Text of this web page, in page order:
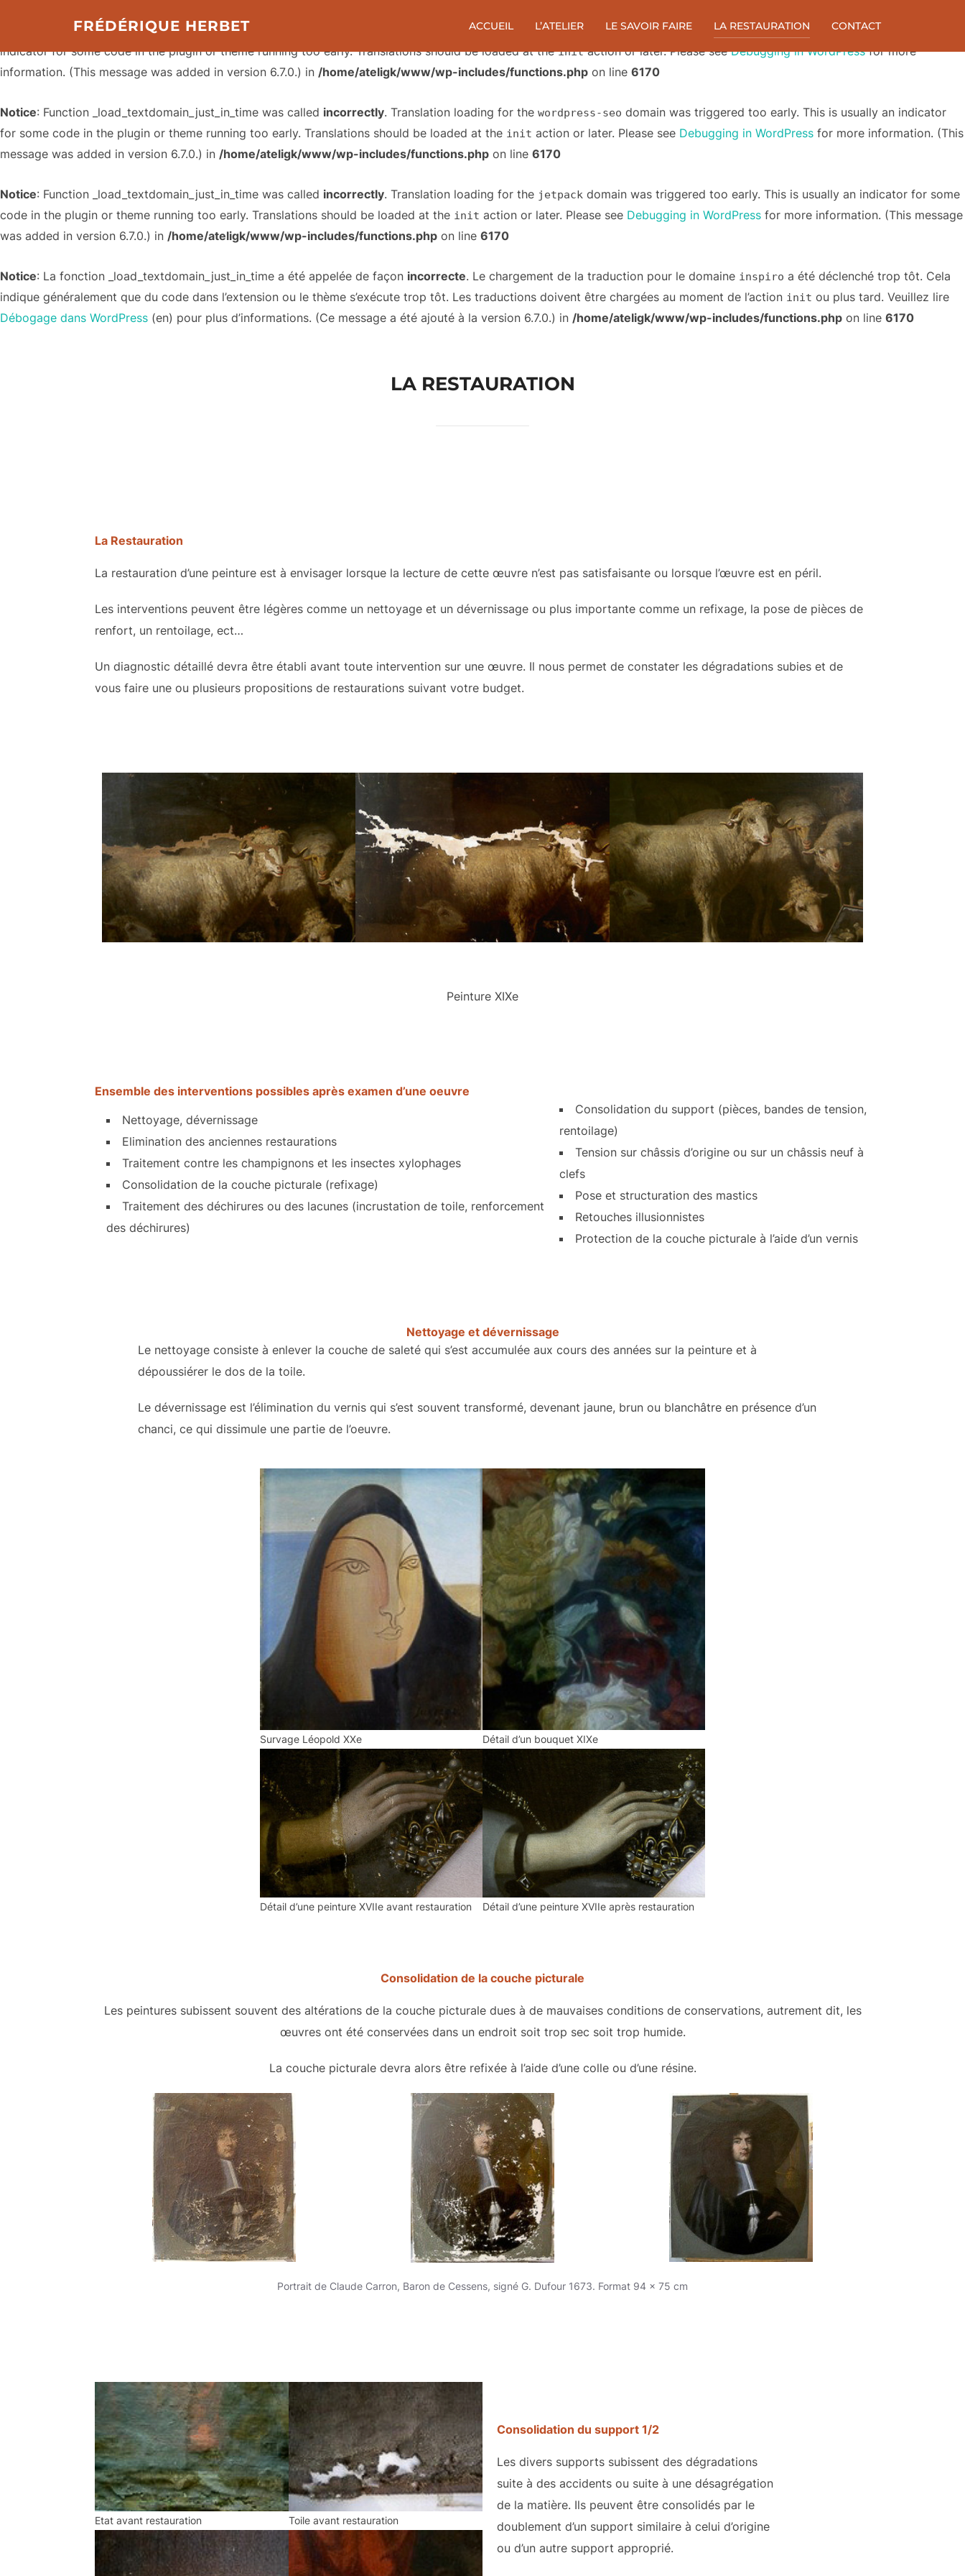
: Function _load_textdomain_just_in_time was called . Translation loading for thega-google-analytics domain was triggered too early. This is usually an
indicator for some code in the plugin or theme running too early. Translations should be loaded at theinitaction or later. Please seeDebugging in WordPressfor more
information. (This message was added in version 6.7.0.) in /home/ateligk/www/wp-includes/functions.php on line 6170
Notice: Function _load_textdomain_just_in_time was called incorrectly. Translation loading for the wordpress-seo domain was triggered too early. This is usually an indicator
for some code in the plugin or theme running too early. Translations should be loaded at the init action or later. Please see Debugging in WordPress for more information. (This
message was added in version 6.7.0.) in /home/ateligk/www/wp-includes/functions.php on line 6170
Notice: Function _load_textdomain_just_in_time was called incorrectly. Translation loading for the jetpack domain was triggered too early. This is usually an indicator for some
code in the plugin or theme running too early. Translations should be loaded at the init action or later. Please see Debugging in WordPress for more information. (This message
was added in version 6.7.0.) in /home/ateligk/www/wp-includes/functions.php on line 6170
Notice: La fonction _load_textdomain_just_in_time a été appelée de façon incorrecte. Le chargement de la traduction pour le domaine inspiro a été déclenché trop tôt. Cela
indique généralement que du code dans l’extension ou le thème s’exécute trop tôt. Les traductions doivent être chargées au moment de l’action init ou plus tard. Veuillez lire
Débogage dans WordPress (en) pour plus d’informations. (Ce message a été ajouté à la version 6.7.0.) in /home/ateligk/www/wp-includes/functions.php on line 6170
FRÉDÉRIQUE HERBET ACCUEIL L’ATELIER LE SAVOIR FAIRE LA RESTAURATION CONTACT
LA RESTAURATION
La Restauration
La restauration d’une peinture est à envisager lorsque la lecture de cette œuvre n’est pas satisfaisante ou lorsque l’œuvre est en péril.
Les interventions peuvent être légères comme un nettoyage et un dévernissage ou plus importante comme un refixage, la pose de pièces de
renfort, un rentoilage, ect…
Un diagnostic détaillé devra être établi avant toute intervention sur une œuvre. Il nous permet de constater les dégradations subies et de
vous faire une ou plusieurs propositions de restaurations suivant votre budget.
Peinture XIXe
Ensemble des interventions possibles après examen d’une oeuvre
Nettoyage, dévernissage
Elimination des anciennes restaurations
Traitement contre les champignons et les insectes xylophages
Consolidation de la couche picturale (refixage)
Traitement des déchirures ou des lacunes (incrustation de toile, renforcement
des déchirures)
Consolidation du support (pièces, bandes de tension,
rentoilage)
Tension sur châssis d’origine ou sur un châssis neuf à
clefs
Pose et structuration des mastics
Retouches illusionnistes
Protection de la couche picturale à l’aide d’un vernis
Nettoyage et dévernissage
Le nettoyage consiste à enlever la couche de saleté qui s’est accumulée aux cours des années sur la peinture et à
dépoussiérer le dos de la toile.
Le dévernissage est l’élimination du vernis qui s’est souvent transformé, devenant jaune, brun ou blanchâtre en présence d’un
chanci, ce qui dissimule une partie de l’oeuvre.
Survage Léopold XXe Détail d’un bouquet XIXe
Détail d’une peinture XVIIe avant restauration Détail d’une peinture XVIIe après restauration
Consolidation de la couche picturale
Les peintures subissent souvent des altérations de la couche picturale dues à de mauvaises conditions de conservations, autrement dit, les
œuvres ont été conservées dans un endroit soit trop sec soit trop humide.
La couche picturale devra alors être refixée à l’aide d’une colle ou d’une résine.
Portrait de Claude Carron, Baron de Cessens, signé G. Dufour 1673. Format 94 x 75 cm
Etat avant restauration Toile avant restauration
Consolidation du support 1/2
Les divers supports subissent des dégradations
suite à des accidents ou suite à une désagrégation
de la matière. Ils peuvent être consolidés par le
doublement d’un support similaire à celui d’origine
ou d’un autre support approprié.